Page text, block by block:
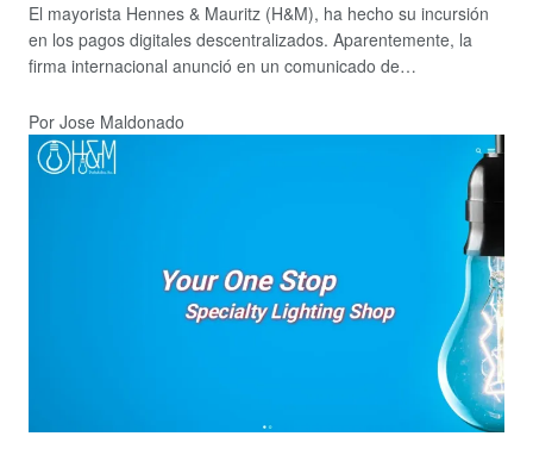
El mayorista Hennes & Mauritz (H&M), ha hecho su incursión
en los pagos digitales descentralizados. Aparentemente, la
firma internacional anunció en un comunicado de…
Por Jose Maldonado